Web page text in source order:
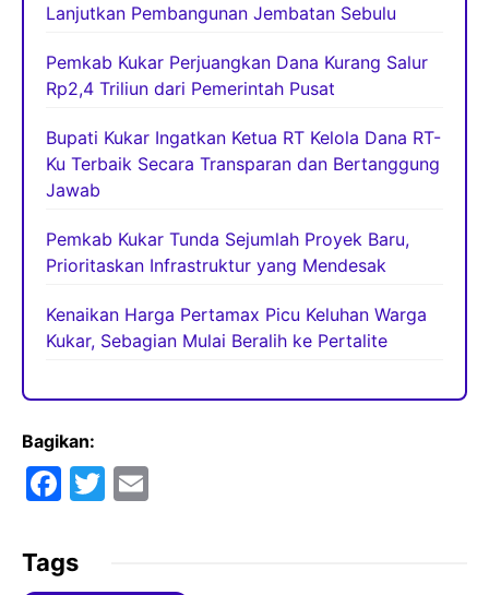
Lanjutkan Pembangunan Jembatan Sebulu
Pemkab Kukar Perjuangkan Dana Kurang Salur
Rp2,4 Triliun dari Pemerintah Pusat
Bupati Kukar Ingatkan Ketua RT Kelola Dana RT-
Ku Terbaik Secara Transparan dan Bertanggung
Jawab
Pemkab Kukar Tunda Sejumlah Proyek Baru,
Prioritaskan Infrastruktur yang Mendesak
Kenaikan Harga Pertamax Picu Keluhan Warga
Kukar, Sebagian Mulai Beralih ke Pertalite
Bagikan:
F
c
T
Tags